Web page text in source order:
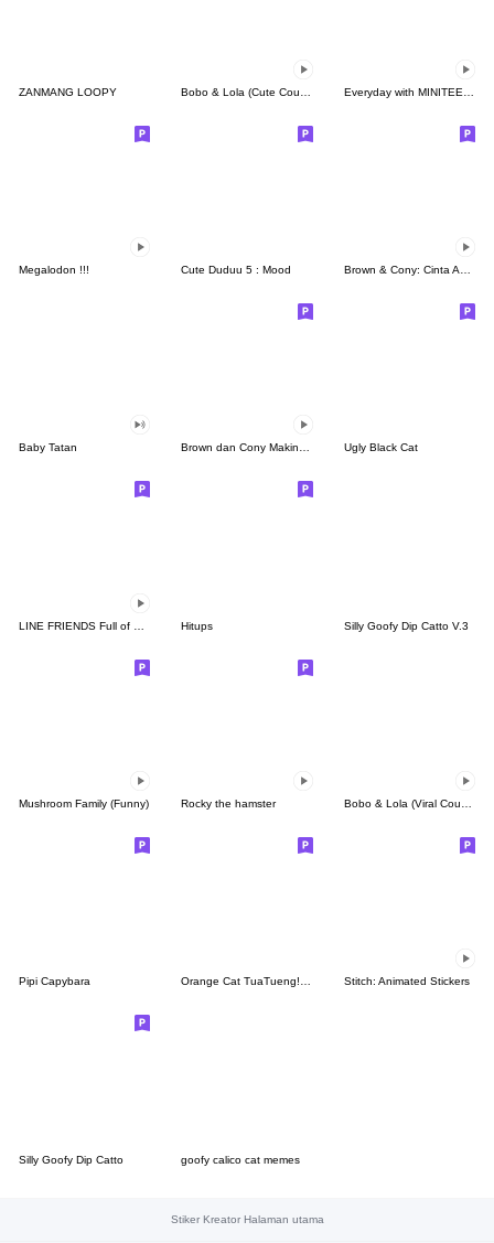
ZANMANG LOOPY
Megalodon !!! Cute Duduu 5 : Mood
Baby Tatan Brown dan Cony Makin Mesra Ugly Black Cat
Hitups Silly Goofy Dip Catto V.3
Mushroom Family (Funny) Rocky the hamster
Pipi Capybara Orange Cat TuaTueng! (ENG) Stitch: Animated Stickers
Silly Goofy Dip Catto goofy calico cat memes
Stiker Kreator Halaman utama